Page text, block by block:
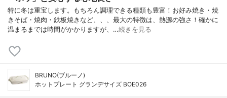
特に冬は重宝します。もちろん調理できる種類も豊富！お好み焼き・焼
きそば・焼肉・鉄板焼きなど、、、最大の特徴は、熱源の強さ！確かに
温まるまでは時間がかかりますが、…続きを見る
BRUNO(ブルーノ)
ホットプレート グランデサイズ BOE026